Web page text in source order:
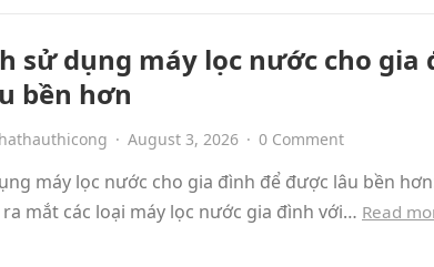
sử dụng máy lọc nước cho gia
bền hơn
· August 3, 2026 · 0 Comment
máy lọc nước cho gia đình để được lâu bền
mắt các loại máy lọc nước gia đình với… Read